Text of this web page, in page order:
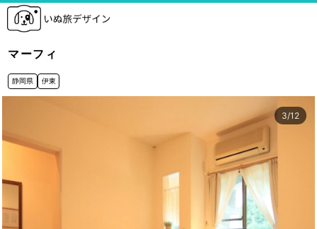
マーフィ
静岡県 伊東
3/12